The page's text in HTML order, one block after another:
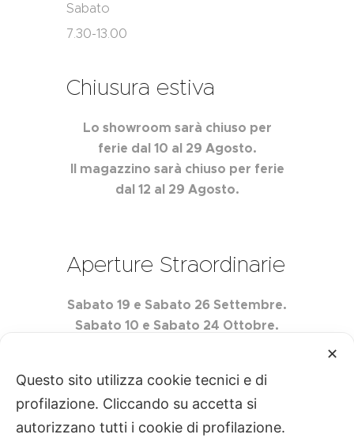
Sabato
7.30-13.00
Chiusura estiva
Lo showroom sarà chiuso per
ferie dal 10 al 29 Agosto.
Il magazzino sarà chiuso per ferie
dal 12 al 29 Agosto.
Aperture Straordinarie
Sabato 19 e Sabato 26 Settembre.
Sabato 10 e Sabato 24 Ottobre.
✕
Questo sito utilizza cookie tecnici e di
profilazione. Cliccando su accetta si
autorizzano tutti i cookie di profilazione.